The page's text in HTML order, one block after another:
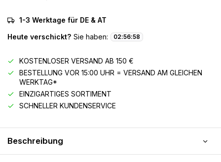
1-3 Werktage für DE & AT
Heute verschickt? Sie haben: 02:56:58
KOSTENLOSER VERSAND AB 150 €
BESTELLUNG VOR 15:00 UHR = VERSAND AM GLEICHEN
WERKTAG*
EINZIGARTIGES SORTIMENT
SCHNELLER KUNDENSERVICE
Beschreibung